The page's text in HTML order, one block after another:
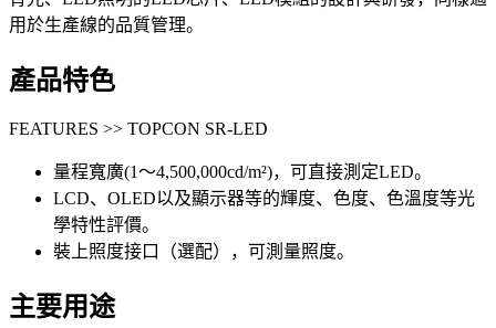
用於生產線的品質管理。
產品特色
FEATURES >> TOPCON SR-LED
量程寬廣(1～4,500,000cd/m²)，可直接測定LED。
LCD、OLED以及顯示器等的輝度、色度、色溫度等光
學特性評價。
裝上照度接口（選配），可測量照度。
主要用途